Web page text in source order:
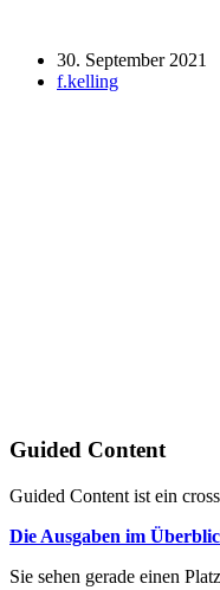
30. September 2021
f.kelling
Guided Content
Guided Content ist ein
Die Ausgaben im
Sie sehen gerade einen